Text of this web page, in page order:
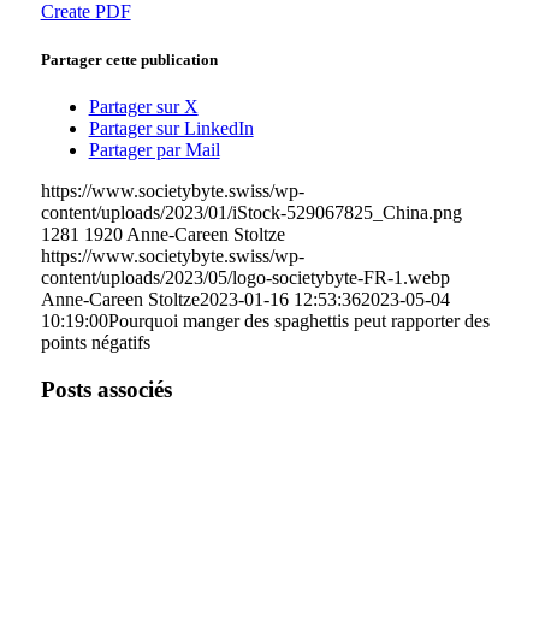
Create PDF
Partager cette publication
Partager sur X
Partager sur LinkedIn
Partager par Mail
https://www.societybyte.swiss/wp-
content/uploads/2023/01/iStock-529067825_China.png
1281 1920 Anne-Careen Stoltze
https://www.societybyte.swiss/wp-
content/uploads/2023/05/logo-societybyte-FR-1.webp
Anne-Careen Stoltze2023-01-16 12:53:362023-05-04
10:19:00Pourquoi manger des spaghettis peut rapporter des
points négatifs
Posts associés